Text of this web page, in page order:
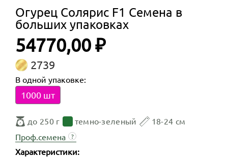
Огурец Солярис F1 Семена в
больших упаковках
54770,00 ₽
2739
В одной упаковке:
1000 шт
до 250 г темно-зеленый
18-24 см
Проф.семена
?
Характеристики: